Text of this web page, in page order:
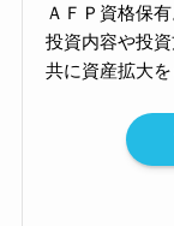
ＡＦＰ資格保
投資内容や投
共に資産拡大